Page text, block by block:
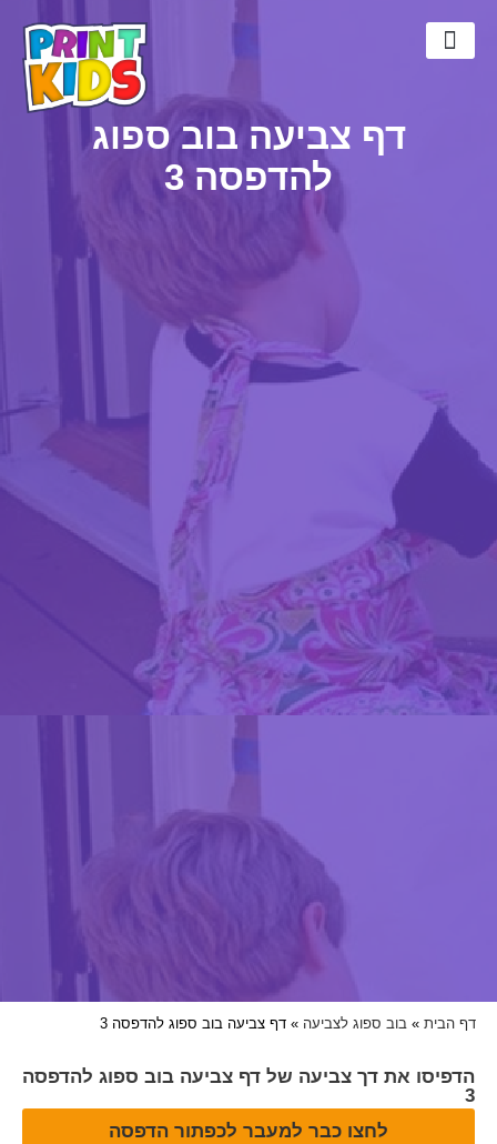
דף צביעה בוב ספוג
להדפסה 3
דף הבית» בוב ספוג לצביעה » דף צביעה בוב ספוג להדפסה 3
הדפיסו את דך צביעה של דף צביעה בוב ספוג להדפסה
3
לחצו כבר למעבר לכפתור הדפסה